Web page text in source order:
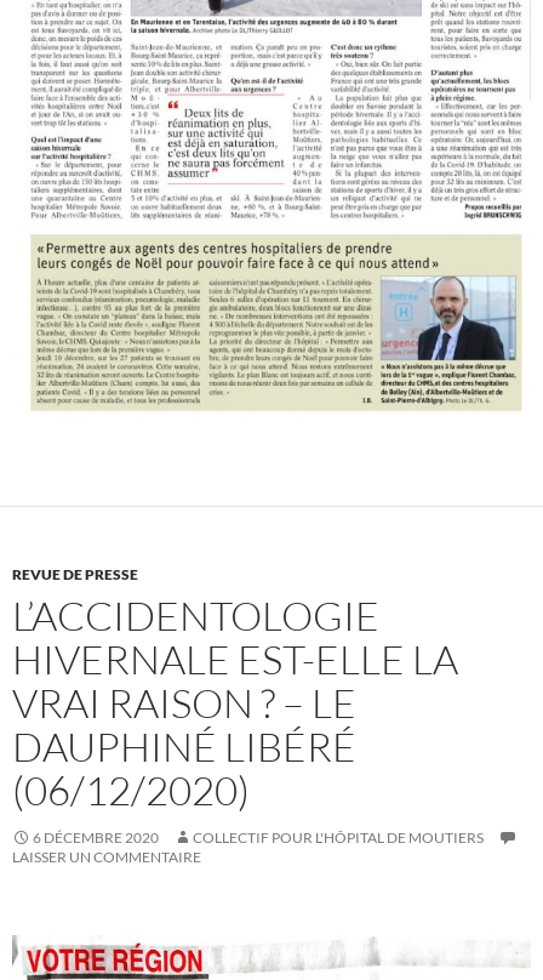
REVUE DE PRESSE
L’ACCIDENTOLOGIE
HIVERNALE EST-ELLE LA
VRAI RAISON ? – LE
DAUPHINÉ LIBÉRÉ
(06/12/2020)
6 DÉCEMBRE 2020
COLLECTIF POUR L'HÔPITAL DE MOUTIERS
LAISSER UN COMMENTAIRE